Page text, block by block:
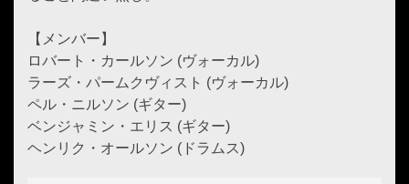
【メンバー】
ロバート・カールソン (ヴォーカル)
ラーズ・パームクヴィスト (ヴォーカル)
ペル・ニルソン (ギター)
ベンジャミン・エリス (ギター)
ヘンリク・オールソン (ドラムス)